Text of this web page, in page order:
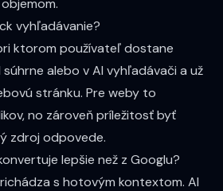
vyhľadávanie?
ktorom používateľ dostane
alebo v AI vyhľadávači a už
stránku. Pre weby to
no zároveň príležitosť byť
zdroj odpovede.
lepšie než z Googlu?
s hotovým kontextom. AI